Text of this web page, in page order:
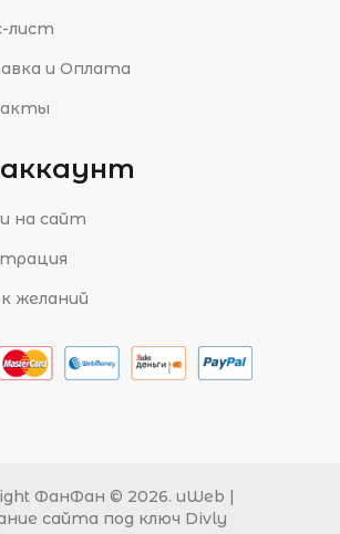
лист
и Оплата
на сайт
желаний
ФанФан © 2026. uWeb |
сайта под ключ Divly